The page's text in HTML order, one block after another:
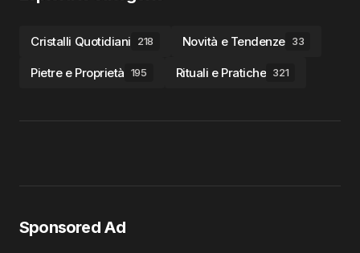
Cristalli Quotidiani 218 Novità e Tendenze 33
Pietre e Proprietà 195 Rituali e Pratiche 321
Sponsored Ad